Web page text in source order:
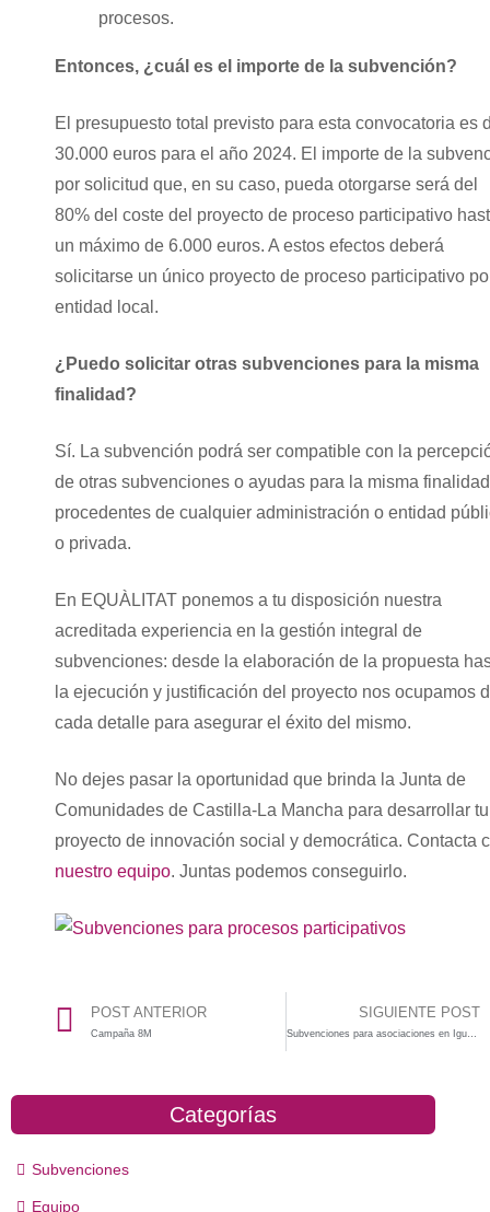
procesos.
Entonces, ¿cuál es el importe de la subvención?
El presupuesto total previsto para esta convocatoria es
30.000 euros para el año 2024. El importe de la
por solicitud que, en su caso, pueda otorgarse será del
80% del coste del proyecto de proceso participativo
un máximo de 6.000 euros. A estos efectos deberá
solicitarse un único proyecto de proceso participativo
entidad local.
¿Puedo solicitar otras subvenciones para la misma
finalidad?
Sí. La subvención podrá ser compatible con la
de otras subvenciones o ayudas para la misma finalidad
procedentes de cualquier administración o entidad
o privada.
En EQUÀLITAT ponemos a tu disposición nuestra
acreditada experiencia en la gestión integral de
subvenciones: desde la elaboración de la propuesta
la ejecución y justificación del proyecto nos ocupamos
cada detalle para asegurar el éxito del mismo.
No dejes pasar la oportunidad que brinda la Junta de
Comunidades de Castilla-La Mancha para desarrollar tu
proyecto de innovación social y democrática. Contacta
nuestro equipo. Juntas podemos conseguirlo.
POST ANTERIOR
Campaña 8M
SIGUIENTE POST
Subvenciones para asociaciones en Igualdad
Categorías
Subvenciones
Equipo